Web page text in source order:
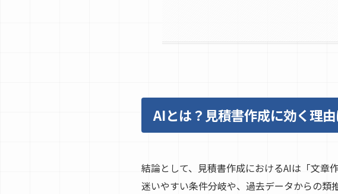
AIとは？見積書作成に効く理由
結論として、見積書作成におけるAIは「文章
迷いやすい条件分岐や、過去データからの類